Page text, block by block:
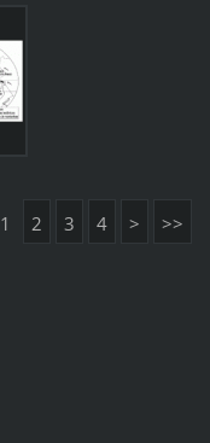
1 2 3 4 > >>